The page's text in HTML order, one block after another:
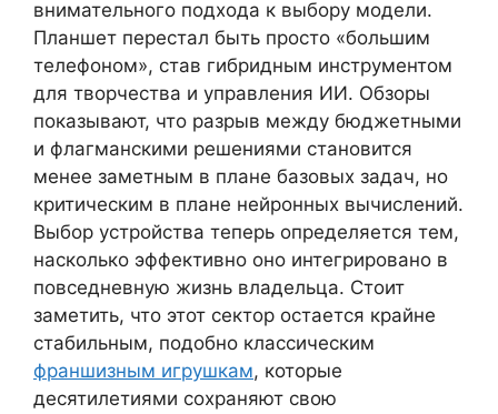
внимательного подхода к выбору модели.
Планшет перестал быть просто «большим
телефоном», став гибридным инструментом
для творчества и управления ИИ. Обзоры
показывают, что разрыв между бюджетными
и флагманскими решениями становится
менее заметным в плане базовых задач, но
критическим в плане нейронных вычислений.
Выбор устройства теперь определяется тем,
насколько эффективно оно интегрировано в
повседневную жизнь владельца. Стоит
заметить, что этот сектор остается крайне
стабильным, подобно классическим
франшизным игрушкам, которые
десятилетиями сохраняют свою